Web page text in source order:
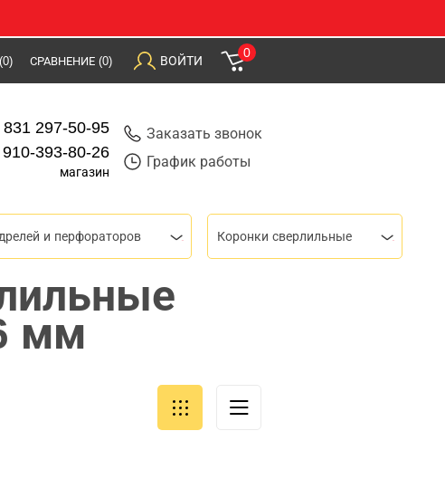
(0) СРАВНЕНИЕ (0) ВОЙТИ
0
831 297-50-95
393-80-26
магазин
Заказать звонок
График работы
и перфораторов Коронки сверлильные
мм